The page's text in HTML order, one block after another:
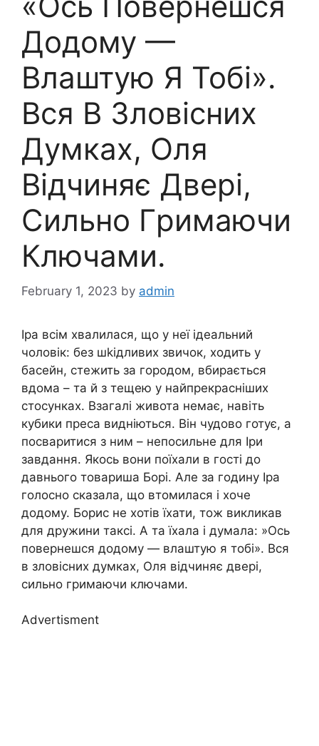
Додому —
Влаштую Я Тобі».
Вся В Зловіcних
Думках, Оля
Відчиняє Двері,
Cильно Гpимаючи
Ключами.
February 1, 2023 by admin
Іра всім хвaлилася, що у неї ідеальний
чоловік: без шkідливих звичок, ходить у
басейн, стежить за городом, вбирається
вдома – та й з тещею у найпрекрасніших
стосунках. Взагалі живота немає, навіть
кубики преса видніються. Він чудово готує, а
поcваритися з ним – непосильне для Іри
завдання. Якось вони поїхали в гості до
давнього товариша Борі. Але за годину Іра
голосно сказала, що втомилася і хоче
додому. Борис не хотів їхати, тож викликав
для дружини таксі. А та їхала і думала: »Ось
повернешся додому — влаштую я тобі». Вся
в зловіcних думках, Оля відчиняє двері,
сильно гримаючи ключами.
Advertisment